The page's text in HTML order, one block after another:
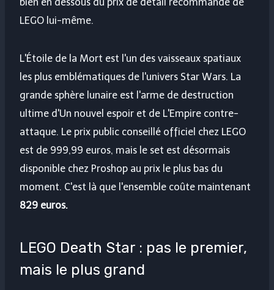
bien en dessous du prix de détail recommandé de
LEGO lui-même.
L'Étoile de la Mort est l'un des vaisseaux spatiaux
les plus emblématiques de l'univers Star Wars. La
grande sphère lunaire est l'arme de destruction
ultime d'Un nouvel espoir et de L'Empire contre-
attaque. Le prix public conseillé officiel chez LEGO
est de 999,99 euros, mais le set est désormais
disponible chez Proshop au prix le plus bas du
moment. C'est là que l'ensemble coûte maintenant
829 euros.
LEGO Death Star : pas le premier,
mais le plus grand